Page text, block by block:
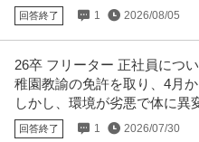
回答終了 1 2026/08/05
26卒 フリーター 正社員につ
稚園教諭の免許を取り、4月
しかし、環境が劣悪で体に異
回答終了 1 2026/07/30